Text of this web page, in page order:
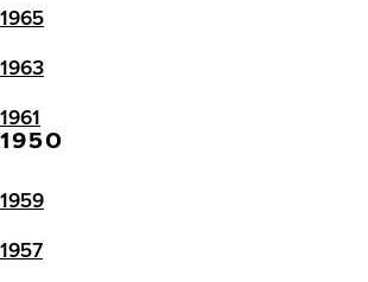
1965
1963
1961
1950
1959
1957